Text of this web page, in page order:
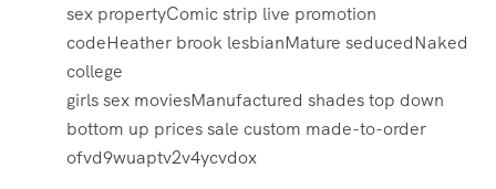
sex propertyComic strip live promotion
codeHeather brook lesbianMature seducedNaked
college
girls sex moviesManufactured shades top down
bottom up prices sale custom made-to-order
ofvd9wuaptv2v4ycvdox